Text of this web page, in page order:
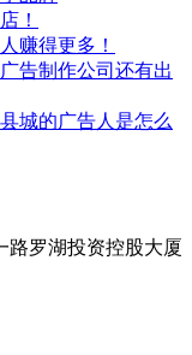
！
赚得更多！
告制作公司还有出
城的广告人是怎么
路罗湖投资控股大厦